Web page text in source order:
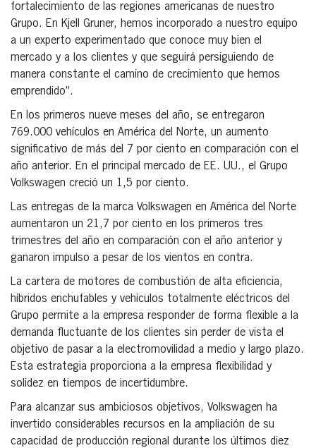
fortalecimiento de las regiones americanas de nuestro
Grupo. En Kjell Gruner, hemos incorporado a nuestro equipo
a un experto experimentado que conoce muy bien el
mercado y a los clientes y que seguirá persiguiendo de
manera constante el camino de crecimiento que hemos
emprendido”.
En los primeros nueve meses del año, se entregaron
769.000 vehículos en América del Norte, un aumento
significativo de más del 7 por ciento en comparación con el
año anterior. En el principal mercado de EE. UU., el Grupo
Volkswagen creció un 1,5 por ciento.
Las entregas de la marca Volkswagen en América del Norte
aumentaron un 21,7 por ciento en los primeros tres
trimestres del año en comparación con el año anterior y
ganaron impulso a pesar de los vientos en contra.
La cartera de motores de combustión de alta eficiencia,
híbridos enchufables y vehículos totalmente eléctricos del
Grupo permite a la empresa responder de forma flexible a la
demanda fluctuante de los clientes sin perder de vista el
objetivo de pasar a la electromovilidad a medio y largo plazo.
Esta estrategia proporciona a la empresa flexibilidad y
solidez en tiempos de incertidumbre.
Para alcanzar sus ambiciosos objetivos, Volkswagen ha
invertido considerables recursos en la ampliación de su
capacidad de producción regional durante los últimos diez